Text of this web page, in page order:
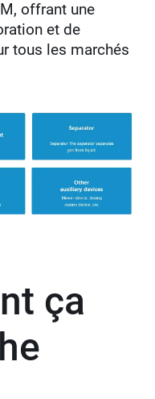
offrant une
et de
tous les marchés
ça